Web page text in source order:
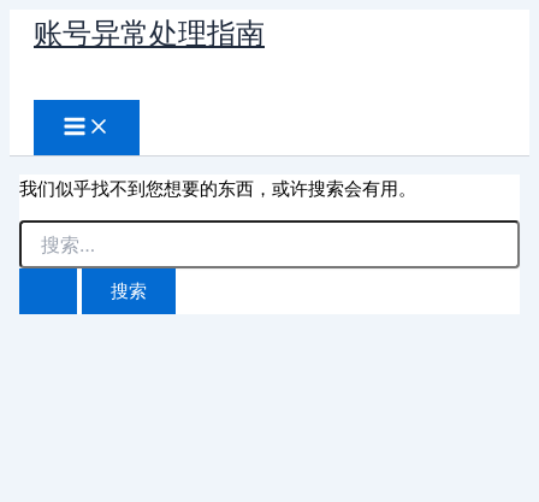
账号异常处理指南
索
我们似乎找不到您想要的东西，或许搜索会有用。
搜
索：